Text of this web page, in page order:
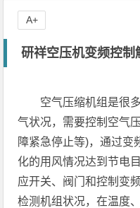
研祥空压机变频控制
空气压缩机组是很
气状况，需要控制空气
障紧急停止等)，通过变
化的用风情况达到节电
应开关、阀门和控制变
检测机组状况，在温度
A+